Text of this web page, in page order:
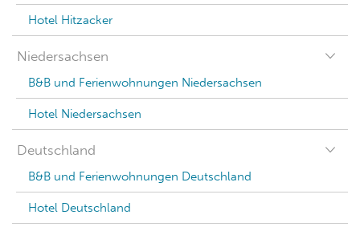
Hotel Hitzacker
Niedersachsen
B&B und Ferienwohnungen Niedersachsen
Hotel Niedersachsen
Deutschland
B&B und Ferienwohnungen Deutschland
Hotel Deutschland